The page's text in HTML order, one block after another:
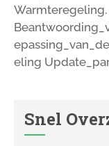
Warmteregeling.
eling
Snel